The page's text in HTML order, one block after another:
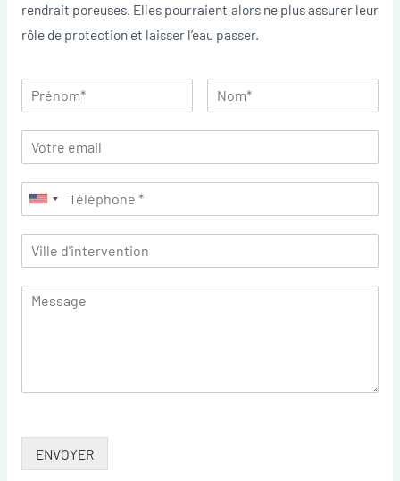
rendrait poreuses. Elles pourraient alors ne plus assurer leur
rôle de protection et laisser l’eau passer.
ENVOYER